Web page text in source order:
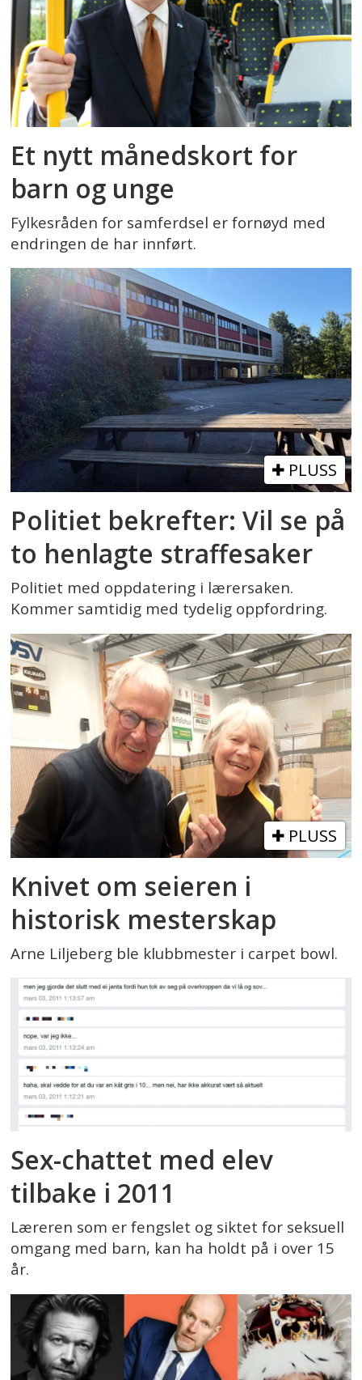
Et nytt månedskort for
barn og unge
Fylkesråden for samferdsel er fornøyd med
endringen de har innført.
PLUSS
Politiet bekrefter: Vil se på
to henlagte straffesaker
Politiet med oppdatering i lærersaken.
Kommer samtidig med tydelig oppfordring.
PLUSS
Knivet om seieren i
historisk mesterskap
Arne Liljeberg ble klubbmester i carpet bowl.
Sex-chattet med elev
tilbake i 2011
Læreren som er fengslet og siktet for seksuell
omgang med barn, kan ha holdt på i over 15
år.